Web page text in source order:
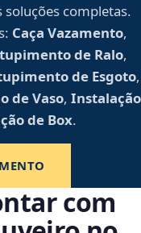
completas.
Caça Vazamento,
de Ralo,
de Esgoto,
de Vaso, Instalação
de Box.
com